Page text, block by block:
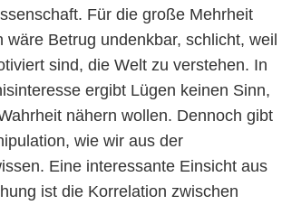
Für die große Mehrheit
wäre Betrug undenkbar, schlicht, weil
sind, die Welt zu verstehen. In
ergibt Lügen keinen Sinn,
nähern wollen. Dennoch gibt
wie wir aus der
Eine interessante Einsicht aus
ist die Korrelation zwischen